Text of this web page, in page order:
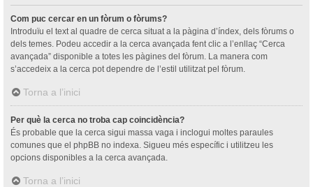
Com puc cercar en un fòrum o fòrums?
Introduïu el text al quadre de cerca situat a la pàgina d’índex, dels fòrums o
dels temes. Podeu accedir a la cerca avançada fent clic a l’enllaç “Cerca
avançada” disponible a totes les pàgines del fòrum. La manera com
s’accedeix a la cerca pot dependre de l’estil utilitzat pel fòrum.
Torna a l’inici
Per què la cerca no troba cap coincidència?
És probable que la cerca sigui massa vaga i inclogui moltes paraules
comunes que el phpBB no indexa. Sigueu més específic i utilitzeu les
opcions disponibles a la cerca avançada.
Torna a l’inici